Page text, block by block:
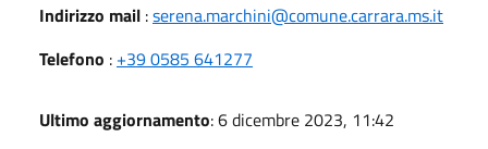
Indirizzo mail :serena.marchini@comune.carrara.ms.it
Telefono : +39 0585 641277
Ultimo aggiornamento: 6 dicembre 2023, 11:42